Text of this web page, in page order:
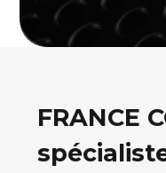
FRANCE